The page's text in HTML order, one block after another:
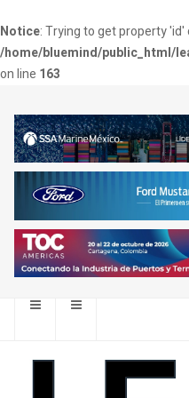
Notice: Trying to get property
/home/bluemind/public_html/
on line 163